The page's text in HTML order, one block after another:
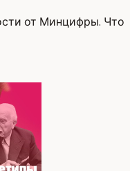
от Минцифры. Что